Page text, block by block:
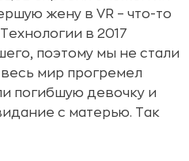
жену в VR – что-то
в 2017
поэтому мы не стали
весь мир прогремел
погибшую девочку и
с матерью. Так